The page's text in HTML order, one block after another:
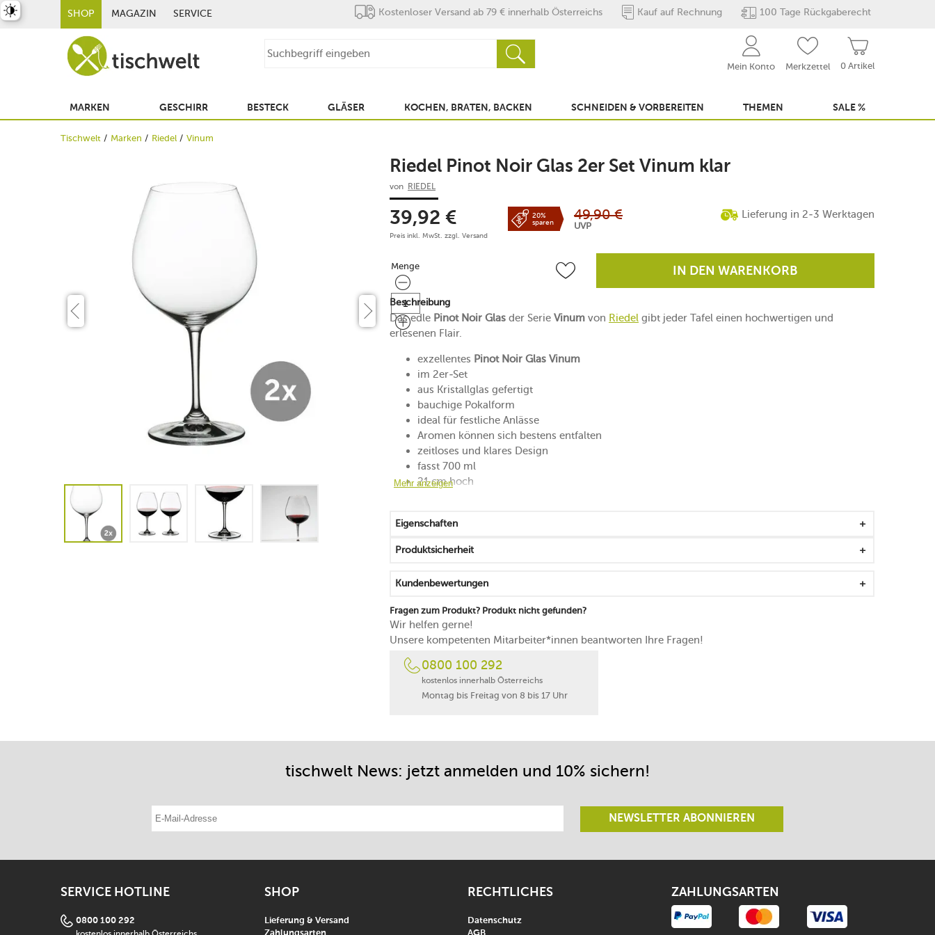
SHOP MAGAZIN SERVICE Kostenloser Versand ab 79 € innerhalb Österreichs Kauf auf Rechnung 100 Tage Rückgaberecht
0 Artikel
Mein Konto Merkzettel
MARKEN GESCHIRR BESTECK GLÄSER KOCHEN, BRATEN, BACKEN SCHNEIDEN & VORBEREITEN THEMEN SALE %
Tischwelt Marken Riedel Vinum
Riedel Pinot Noir Glas 2er Set Vinum klar
von RIEDEL
39,92 €
Preis inkl. MwSt. zzgl. Versand
20%
sparen
49,90 €
UVP
Lieferung in 2-3 Werktagen
Menge
Menge IN DEN WARENKORB
Beschreibung
Das edle Pinot Noir Glas der Serie Vinum von Riedel gibt jeder Tafel einen hochwertigen und
erlesenen Flair.
exzellentes Pinot Noir Glas Vinum
im 2er-Set
aus Kristallglas gefertigt
bauchige Pokalform
ideal für festliche Anlässe
Aromen können sich bestens entfalten
zeitloses und klares Design
fasst 700 ml
21 cm hoch
Mehr anzeigen
Eigenschaften
Produktsicherheit
Kundenbewertungen
Fragen zum Produkt? Produkt nicht gefunden?
Wir helfen gerne!
Unsere kompetenten Mitarbeiter*innen beantworten Ihre Fragen!
0800 100 292
kostenlos innerhalb Österreichs
Montag bis Freitag von 8 bis 17 Uhr
tischwelt News: jetzt anmelden und 10% sichern!
E-Mail-Adresse eintragen
NEWSLETTER ABONNIEREN
SERVICE HOTLINE
0800 100 292
SHOP
Lieferung & Versand
RECHTLICHES
Datenschutz
ZAHLUNGSARTEN
umschalten